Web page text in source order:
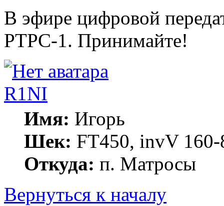
В эфире цифровой
РТРС-1. Принимайте!
R1NI
Имя: Игорь
Шек: FT450, invV
Откуда: п. Матросы
Вернуться к началу